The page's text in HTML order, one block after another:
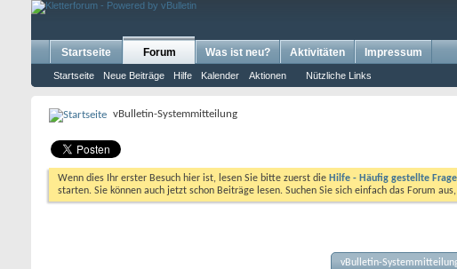
Startseite Forum
Startseite Neue Beiträge Hilfe Kalender Aktionen Nützliche Links
Was ist neu? Aktivitäten Impressum
vBulletin-Systemmitteilung
Wenn dies Ihr erster Besuch hier ist, lesen Sie bitte zuerst die Hilfe - Häufig gestellte
starten. Sie können auch jetzt schon Beiträge lesen. Suchen Sie sich einfach das Forum
vBulletin-